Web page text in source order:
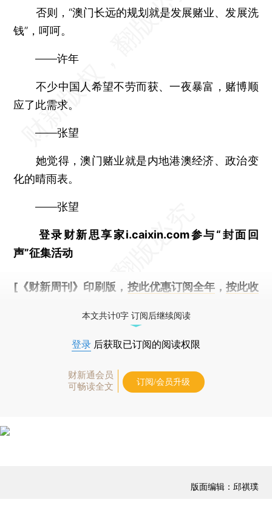
否则，“澳门长远的规划就是发展赌业、发展洗
钱”，呵呵。
——许年
不少中国人希望不劳而获、一夜暴富，赌博顺
应了此需求。
——张望
她觉得，澳门赌业就是内地港澳经济、政治变
化的晴雨表。
——张望
登录财新思享家i.caixin.com参与“封面回
声”征集活动
[《财新周刊》印刷版， 按此优惠订阅全年， 按此收
本文共计0字 订阅后继续阅读
登录 后获取已订阅的阅读权限
财新通会员
可畅读全文
订阅/会员升级
版面编辑：邱祺璞